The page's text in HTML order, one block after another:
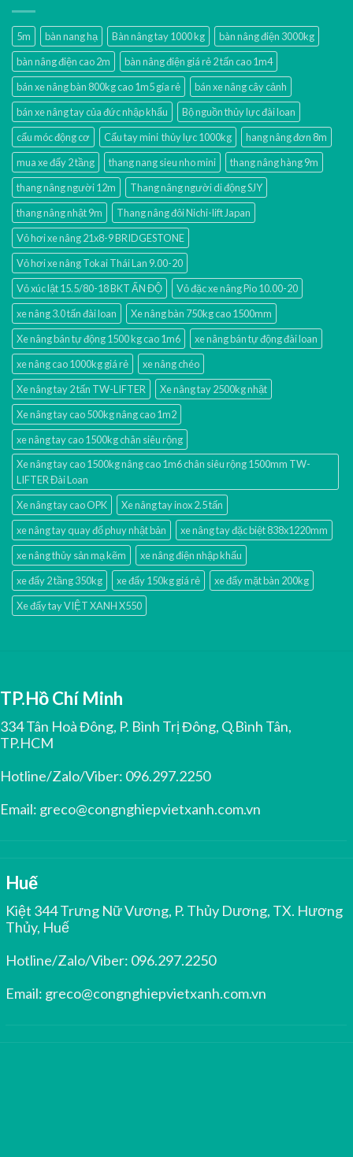
5m bàn nang hạ Bàn nâng tay 1000 kg
bàn nâng điện 3000kg
bàn nâng điện cao 2m
bàn nâng điện giá rẻ 2 tấn cao 1m4
bán xe nâng bàn 800kg cao 1m5 gía rẻ
bán xe nâng cây cảnh
bán xe nâng tay của đức nhập khẩu
Bộ nguồn thủy lực đài loan
cẩu móc động cơ
Cẩu tay mini thủy lực 1000kg
hang nâng đơn 8m
mua xe đẩy 2 tầng
thang nang sieu nho mini
thang nâng hàng 9m
thang nâng người 12m
Thang nâng người di động SJY
thang nâng nhật 9m
Thang nâng đôi Nichi-lift Japan
Vỏ hơi xe nâng 21x8-9 BRIDGESTONE
Vỏ hơi xe nâng Tokai Thái Lan 9.00-20
Vỏ xúc lật 15.5/80-18 BKT ẤN ĐỘ
Vỏ đặc xe nâng Pio 10.00-20
xe nâng 3.0 tấn đài loan
Xe nâng bàn 750kg cao 1500mm
Xe nâng bán tự động 1500 kg cao 1m6
xe nâng bán tự động đài loan
xe nâng cao 1000kg giá rẻ
xe nâng chéo
Xe nâng tay 2 tấn TW-LIFTER
Xe nâng tay 2500kg nhật
Xe nâng tay cao 500kg nâng cao 1m2
xe nâng tay cao 1500kg chân siêu rộng
Xe nâng tay cao 1500kg nâng cao 1m6 chân siêu rộng 1500mm TW-
LIFTER Đài Loan
Xe nâng tay cao OPK
Xe nâng tay inox 2.5 tấn
xe nâng tay quay đổ phuy nhật bản
xe nâng tay đặc biệt 838x1220mm
xe nâng thủy sản mạ kẽm
xe nâng điện nhập khấu
xe đẩy 2 tầng 350kg
xe đẩy 150kg giá rẻ
xe đẩy mặt bàn 200kg
Xe đẩy tay VIỆT XANH X550
TP.Hồ Chí Minh
334 Tân Hoà Đông, P. Bình Trị Đông, Q.Bình Tân,
TP.HCM
Hotline/Zalo/Viber: 096.297.2250
Email: greco@congnghiepvietxanh.com.vn
Huế
Kiệt 344 Trưng Nữ Vương, P. Thủy Dương, TX. Hương
Thủy, Huế
Hotline/Zalo/Viber: 096.297.2250
Email: greco@congnghiepvietxanh.com.vn